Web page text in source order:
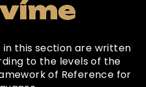
in this section are written
to the levels of the
of Reference for